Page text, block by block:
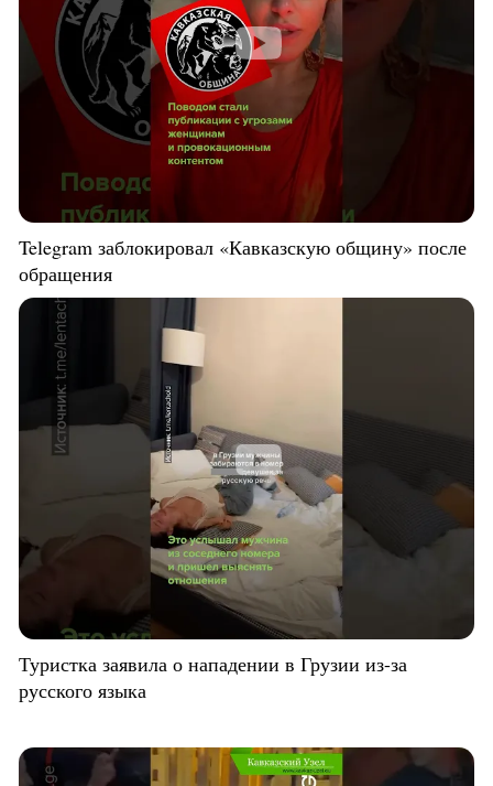
Telegram заблокировал «Кавказскую общину» после
обращения
Туристка заявила о нападении в Грузии из-за
русского языка